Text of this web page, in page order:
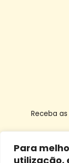
Para
utilização,
Receba